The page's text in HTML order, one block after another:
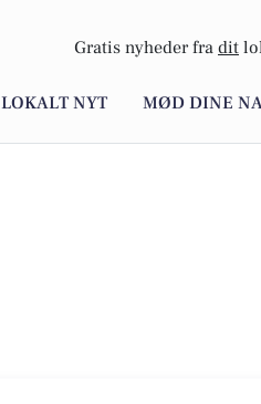
Gratis nyheder fra dit
LOKALT NYT MØD DINE